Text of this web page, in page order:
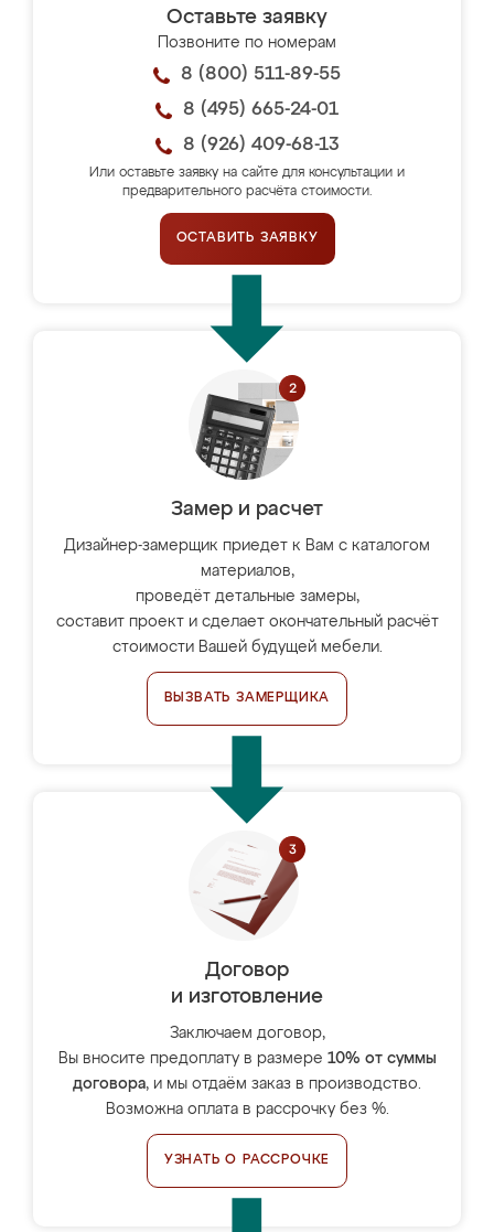
Оставьте заявку
Позвоните по номерам
8 (800) 511-89-55
8 (495) 665-24-01
8 (926) 409-68-13
Или оставьте заявку на сайте для консультации и
предварительного расчёта стоимости.
ОСТАВИТЬ ЗАЯВКУ
Замер и расчет
Дизайнер-замерщик приедет к Вам с каталогом
материалов,
проведёт детальные замеры,
составит проект и сделает окончательный расчёт
стоимости Вашей будущей мебели.
ВЫЗВАТЬ ЗАМЕРЩИКА
Договор
и изготовление
Заключаем договор,
Вы вносите предоплату в размере 10% от суммы
договора, и мы отдаём заказ в производство.
Возможна оплата в рассрочку без %.
УЗНАТЬ О РАССРОЧКЕ